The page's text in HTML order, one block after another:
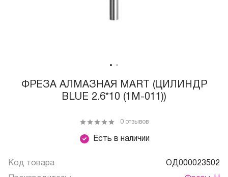
ФРЕЗА АЛМАЗНАЯ MART (ЦИЛИНДР
BLUE 2.6*10 (1М-011))
Есть в наличии
0 отзывов
Код товара ОД000023502